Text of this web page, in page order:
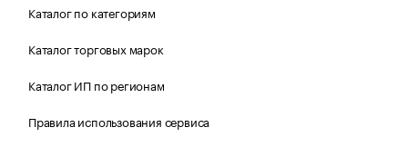
Каталог по категориям
Каталог торговых марок
Каталог ИП по регионам
Правила использования сервиса